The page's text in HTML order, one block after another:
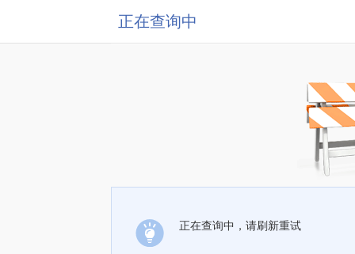
正在查询中
正在查询中，请刷新重试